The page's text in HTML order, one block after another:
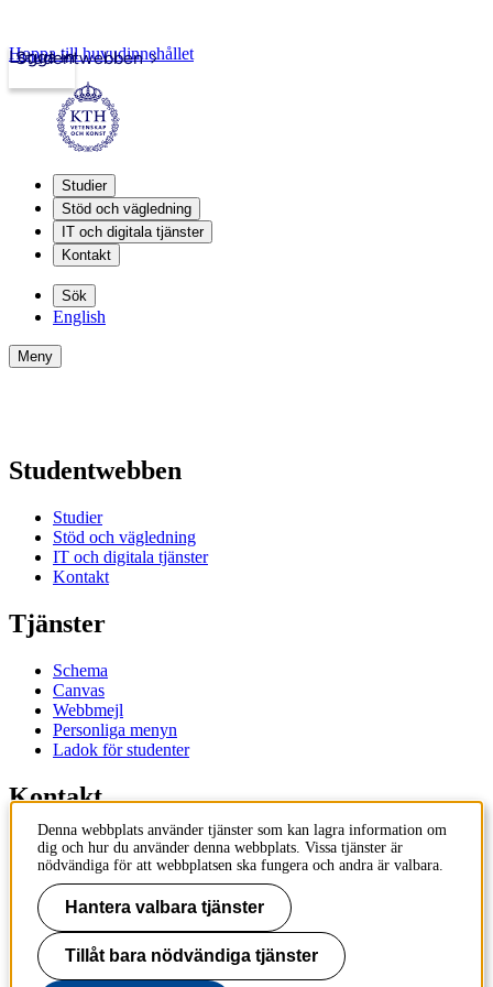
Studentwebben
Logga in
Hoppa till huvudinnehållet
Studier
Stöd och vägledning
IT och digitala tjänster
Kontakt
Sök
English
Meny
Studentwebben
Studier
Stöd och vägledning
IT och digitala tjänster
Kontakt
Tjänster
Schema
Canvas
Webbmejl
Personliga menyn
Ladok för studenter
Kontakt
Kontakta utbildningsprogram
Kontakta kurs
IT-support
KTH Entré
KTH
100 44 Stockholm
Denna webbplats använder tjänster som kan lagra information om
dig och hur du använder denna webbplats. Vissa tjänster är
nödvändiga för att webbplatsen ska fungera och andra är valbara.
Hantera valbara tjänster
Tillåt bara nödvändiga tjänster